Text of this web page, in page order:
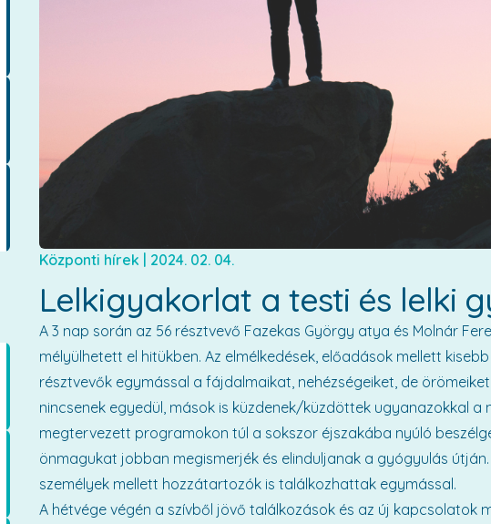
Központi hírek | 2024. 02. 04.
Lelkigyakorlat a testi és lelki
A 3 nap során az 56 résztvevő Fazekas György atya és Molnár
mélyülhetett el hitükben. Az elmélkedések, előadások mellett
résztvevők egymással a fájdalmaikat, nehézségeiket, de
nincsenek egyedül, mások is küzdenek/küzdöttek ugyanazokkal a
megtervezett programokon túl a sokszor éjszakába nyúló
önmagukat jobban megismerjék és elinduljanak a gyógyulás
személyek mellett hozzátartozók is találkozhattak egymással.
A hétvége végén a szívből jövő találkozások és az új kapcsolatok